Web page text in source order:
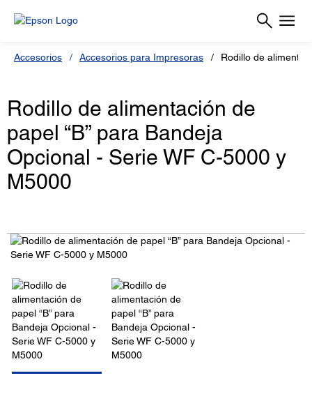
Accesorios Accesorios para Impresoras Rodillo de
Rodillo de alimentación de
papel “B” para Bandeja
Opcional - Serie WF C-5000 y
M5000